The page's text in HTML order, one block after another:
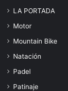
LA PORTADA
Motor
Mountain Bike
Natación
Padel
Patinaje